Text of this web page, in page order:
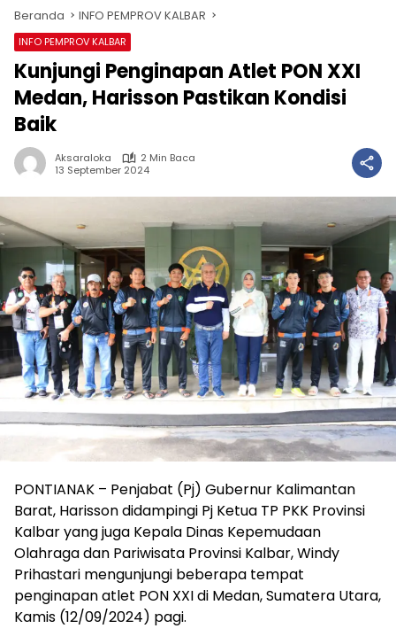
Beranda INFO PEMPROV KALBAR
INFO PEMPROV KALBAR
Kunjungi Penginapan Atlet PON XXI
Medan, Harisson Pastikan Kondisi
Baik
Aksaraloka
2 Min Baca
13 September 2024
PONTIANAK – Penjabat (Pj) Gubernur Kalimantan
Barat, Harisson didampingi Pj Ketua TP PKK Provinsi
Kalbar yang juga Kepala Dinas Kepemudaan
Olahraga dan Pariwisata Provinsi Kalbar, Windy
Prihastari mengunjungi beberapa tempat
penginapan atlet PON XXI di Medan, Sumatera Utara,
Kamis (12/09/2024) pagi.